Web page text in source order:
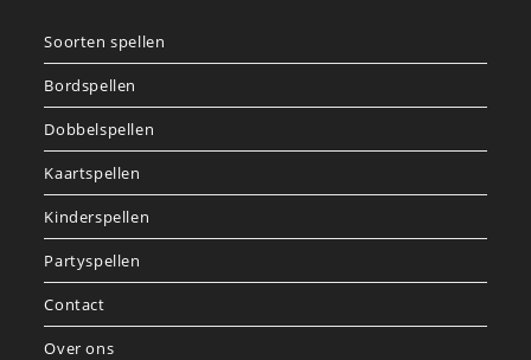
Soorten spellen
Bordspellen
Dobbelspellen
Kaartspellen
Kinderspellen
Partyspellen
Contact
Over ons